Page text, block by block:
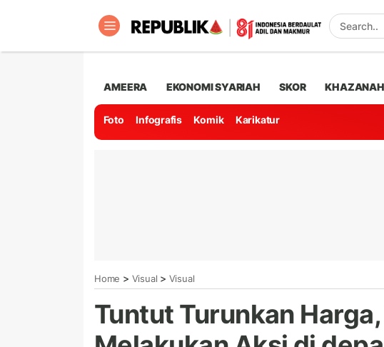
AMEERA EKONOMI SYARIAH SKOR KHAZANAH
Foto Infografis Komik Karikatur
Home > Visual > Visual
Tuntut Turunkan